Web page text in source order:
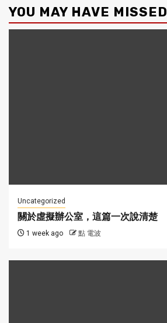
YOU MAY HAVE MISSED
Uncategorized
關於虛擬辦公室，這篇一次說清楚
1 week ago 點 電波